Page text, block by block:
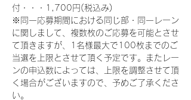
付・・・1,700円(税込み)
※同一応募期間における同じ部・同一レーン
に関しまして、複数枚のご応募を可能とさせ
て頂きますが、1名様最大で100枚までのご
当選を上限とさせて頂く予定です。またレー
ンの申込数によっては、上限を調整させて頂
く場合がございますので、予めご了承くださ
い。